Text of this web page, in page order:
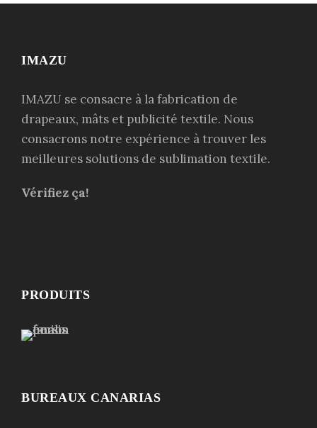
IMAZU
IMAZU se consacre à la fabrication de
drapeaux, mâts et publicité textile. Nous
consacrons notre expérience à trouver les
meilleures solutions de sublimation textile.
Vérifiez ça!
PRODUITS
BUREAUX CANARIAS